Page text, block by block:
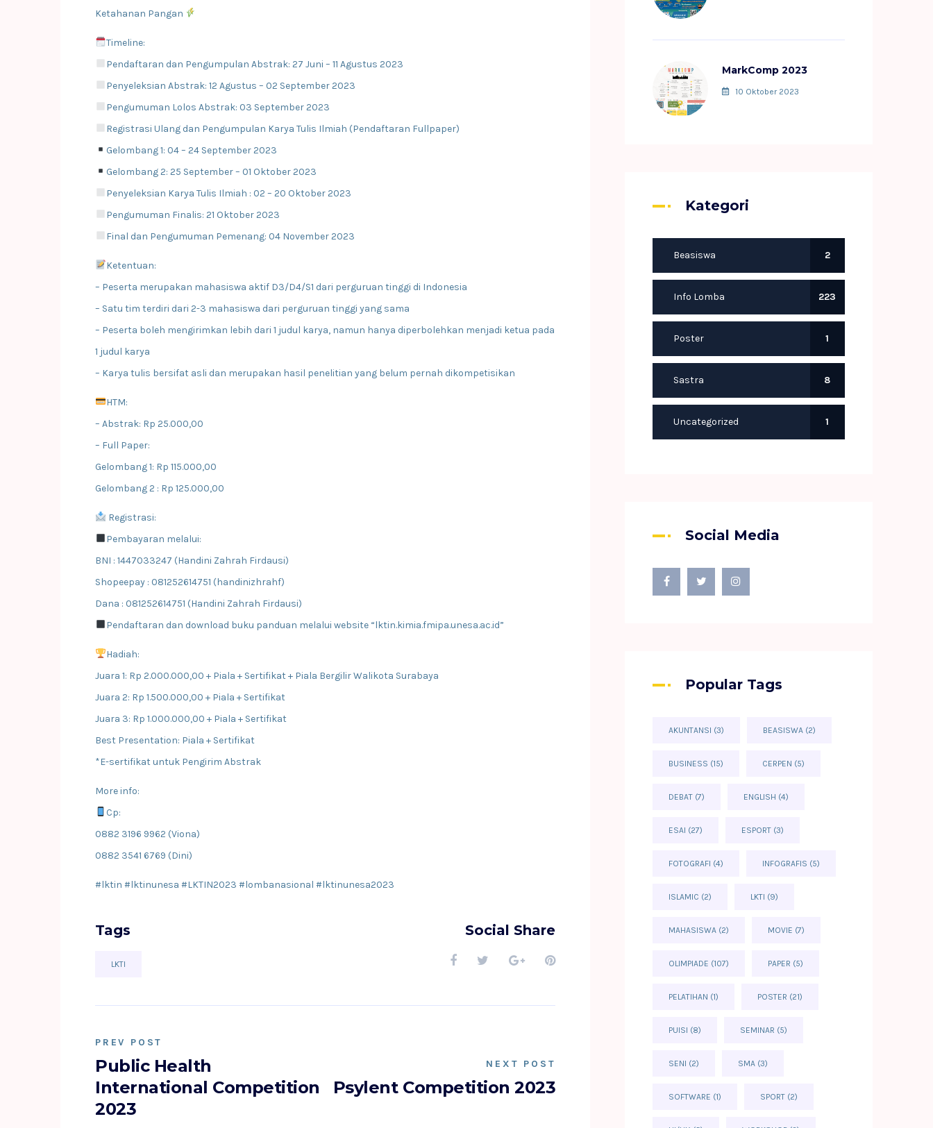
Ketahanan Pangan
Timeline:
Pendaftaran dan Pengumpulan Abstrak: 27 Juni – 11 Agustus 2023
Penyeleksian Abstrak: 12 Agustus – 02 September 2023
Pengumuman Lolos Abstrak: 03 September 2023
Registrasi Ulang dan Pengumpulan Karya Tulis Ilmiah (Pendaftaran Fullpaper)
Gelombang 1: 04 – 24 September 2023
Gelombang 2: 25 September – 01 Oktober 2023
Penyeleksian Karya Tulis Ilmiah : 02 – 20 Oktober 2023
Pengumuman Finalis: 21 Oktober 2023
Final dan Pengumuman Pemenang: 04 November 2023
Ketentuan:
– Peserta merupakan mahasiswa aktif D3/D4/S1 dari perguruan tinggi di Indonesia
– Satu tim terdiri dari 2-3 mahasiswa dari perguruan tinggi yang sama
– Peserta boleh mengirimkan lebih dari 1 judul karya, namun hanya diperbolehkan menjadi ketua pada
1 judul karya
– Karya tulis bersifat asli dan merupakan hasil penelitian yang belum pernah dikompetisikan
HTM:
– Abstrak: Rp 25.000,00
– Full Paper:
Gelombang 1: Rp 115.000,00
Gelombang 2 : Rp 125.000,00
Registrasi:
Pembayaran melalui:
BNI : 1447033247 (Handini Zahrah Firdausi)
Shopeepay : 081252614751 (handinizhrahf)
Dana : 081252614751 (Handini Zahrah Firdausi)
Pendaftaran dan download buku panduan melalui website “lktin.kimia.fmipa.unesa.ac.id”
Hadiah:
Juara 1: Rp 2.000.000,00 + Piala + Sertifikat + Piala Bergilir Walikota Surabaya
Juara 2: Rp 1.500.000,00 + Piala + Sertifikat
Juara 3: Rp 1.000.000,00 + Piala + Sertifikat
Best Presentation: Piala + Sertifikat
*E-sertifikat untuk Pengirim Abstrak
More info:
Cp:
0882 3196 9962 (Viona)
0882 3541 6769 (Dini)
#lktin #lktinunesa #LKTIN2023 #lombanasional #lktinunesa2023
Tags
LKTI
Social Share
PREV POST
Public Health
International Competition
2023
NEXT POST
Psylent Competition 2023
MarkComp 2023
10 Oktober 2023
Kategori
Beasiswa 2
Info Lomba 223
Poster 1
Sastra 8
Uncategorized 1
Social Media
Popular Tags
AKUNTANSI (3) BEASISWA (2)
BUSINESS (15) CERPEN (5)
DEBAT (7) ENGLISH (4)
ESAI (27) ESPORT (3)
FOTOGRAFI (4) INFOGRAFIS (5)
ISLAMIC (2) LKTI (9)
MAHASISWA (2) MOVIE (7)
OLIMPIADE (107) PAPER (5)
PELATIHAN (1) POSTER (21)
PUISI (8) SEMINAR (5)
SENI (2) SMA (3)
SOFTWARE (1) SPORT (2)